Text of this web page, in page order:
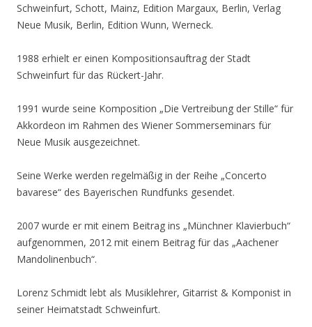
Schweinfurt, Schott, Mainz, Edition Margaux, Berlin, Verlag
Neue Musik, Berlin, Edition Wunn, Werneck.
1988 erhielt er einen Kompositionsauftrag der Stadt
Schweinfurt für das Rückert-Jahr.
1991 wurde seine Komposition „Die Vertreibung der Stille“ für
Akkordeon im Rahmen des Wiener Sommerseminars für
Neue Musik ausgezeichnet.
Seine Werke werden regelmäßig in der Reihe „Concerto
bavarese“ des Bayerischen Rundfunks gesendet.
2007 wurde er mit einem Beitrag ins „Münchner Klavierbuch“
aufgenommen, 2012 mit einem Beitrag für das „Aachener
Mandolinenbuch“.
Lorenz Schmidt lebt als Musiklehrer, Gitarrist & Komponist in
seiner Heimatstadt Schweinfurt.